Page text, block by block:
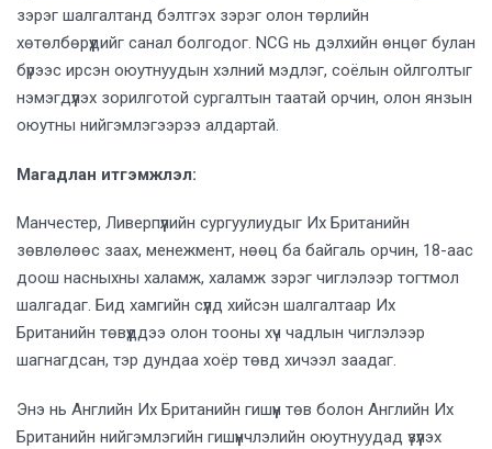
зэрэг шалгалтанд бэлтгэх зэрэг олон төрлийн
хөтөлбөрүүдийг санал болгодог. NCG нь дэлхийн өнцөг булан
бүрээс ирсэн оюутнуудын хэлний мэдлэг, соёлын ойлголтыг
нэмэгдүүлэх зорилготой сургалтын таатай орчин, олон янзын
оюутны нийгэмлэгээрээ алдартай.
Магадлан итгэмжлэл:
Манчестер, Ливерпүүлийн сургуулиудыг Их Британийн
зөвлөлөөс заах, менежмент, нөөц ба байгаль орчин, 18-аас
доош насныхны халамж, халамж зэрэг чиглэлээр тогтмол
шалгадаг. Бид хамгийн сүүлд хийсэн шалгалтаар Их
Британийн төвүүддээ олон тооны хүч чадлын чиглэлээр
шагнагдсан, тэр дундаа хоёр төвд хичээл заадаг.
Энэ нь Английн Их Британийн гишүүн төв болон Английн Их
Британийн нийгэмлэгийн гишүүнчлэлийн оюутнуудад үзүүлэх